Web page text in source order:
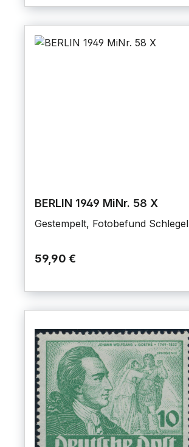
BERLIN 1949 MiNr. 58 X
Gestempelt, Fotobefund Schlegel
59,90 €